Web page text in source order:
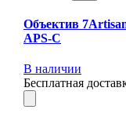
Объектив
APS-C
В наличии
Бесплатная